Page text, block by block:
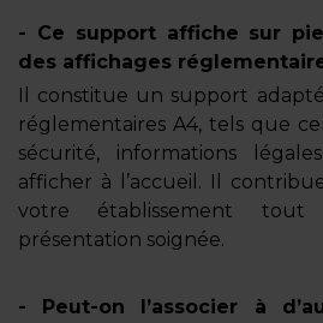
- Ce support affiche sur
des affichages
Il constitue un support
réglementaires A4, tels que
sécurité, informations
afficher à l’accueil. Il
votre établissement
présentation soignée.
- Peut-on l’associer à